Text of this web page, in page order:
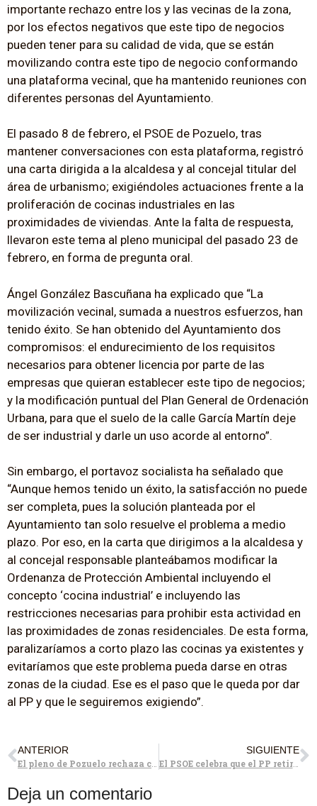
importante rechazo entre los y las vecinas de la zona,
por los efectos negativos que este tipo de negocios
pueden tener para su calidad de vida, que se están
movilizando contra este tipo de negocio conformando
una plataforma vecinal, que ha mantenido reuniones con
diferentes personas del Ayuntamiento.
El pasado 8 de febrero, el PSOE de Pozuelo, tras
mantener conversaciones con esta plataforma, registró
una carta dirigida a la alcaldesa y al concejal titular del
área de urbanismo; exigiéndoles actuaciones frente a la
proliferación de cocinas industriales en las
proximidades de viviendas. Ante la falta de respuesta,
llevaron este tema al pleno municipal del pasado 23 de
febrero, en forma de pregunta oral.
Ángel González Bascuñana ha explicado que “La
movilización vecinal, sumada a nuestros esfuerzos, han
tenido éxito. Se han obtenido del Ayuntamiento dos
compromisos: el endurecimiento de los requisitos
necesarios para obtener licencia por parte de las
empresas que quieran establecer este tipo de negocios;
y la modificación puntual del Plan General de Ordenación
Urbana, para que el suelo de la calle García Martín deje
de ser industrial y darle un uso acorde al entorno”.
Sin embargo, el portavoz socialista ha señalado que
“Aunque hemos tenido un éxito, la satisfacción no puede
ser completa, pues la solución planteada por el
Ayuntamiento tan solo resuelve el problema a medio
plazo. Por eso, en la carta que dirigimos a la alcaldesa y
al concejal responsable planteábamos modificar la
Ordenanza de Protección Ambiental incluyendo el
concepto ‘cocina industrial’ e incluyendo las
restricciones necesarias para prohibir esta actividad en
las proximidades de zonas residenciales. De esta forma,
paralizaríamos a corto plazo las cocinas ya existentes y
evitaríamos que este problema pueda darse en otras
zonas de la ciudad. Ese es el paso que le queda por dar
al PP y que le seguiremos exigiendo”.
ANTERIOR
SIGUIENTE
El PSOE celebra que el PP retire a Quislant como candidata tras su mala gestión
Deja un comentario